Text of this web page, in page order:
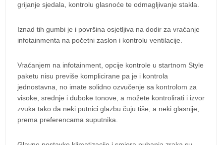
grijanje sjedala, kontrolu glasnoće te odmagljivanje stakla.
Iznad tih gumbi je i površina osjetljiva na dodir za vraćanje
infotainmenta na početni zaslon i kontrolu ventilacije.
Vraćanjem na infotainment, opcije kontrole u startnom Style
paketu nisu previše komplicirane pa je i kontrola
jednostavna, no imate solidno ozvučenje sa kontrolom za
visoke, srednje i duboke tonove, a možete kontrolirati i izvor
zvuka tako da neki putnici glazbu čuju tiše, a neki glasnije,
prema preferencama suputnika.